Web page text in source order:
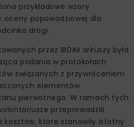
przykładowe wzory
oceny popowodziowej dla
drogi.
przez IBDiM arkuszy była
podania w protokołach
związanych z przywróceniem
elementów
pierwotnego. W ramach tych
przeprowadzili
kosztów, które stanowiły istotny